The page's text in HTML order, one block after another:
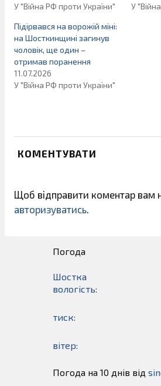
У "Війна РФ проти України"
У
Підірвався на ворожій міні:
на Шосткинщині загинув
чоловік, ще один –
отримав поранення
11.07.2026
У "Війна РФ проти України"
КОМЕНТУВАТИ
Щоб відправити коментар вам
авторизуватись
Погода
Шостка
вологість:
тиск:
вітер:
Погода на 10 днів від